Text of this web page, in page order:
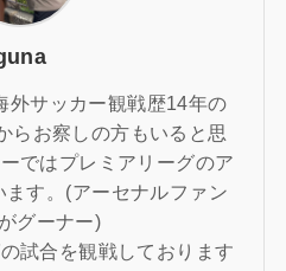
外サッカー観戦歴14年の
らお察しの方もいると思
ではプレミアリーグのア
す。(アーセナルファン
グーナー)
試合を観戦しております